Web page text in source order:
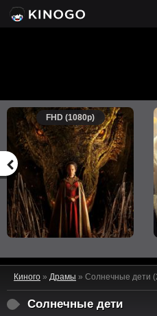
FHD (1080p)
Киного » Драмы » Солнечные дети
Солнечные дети